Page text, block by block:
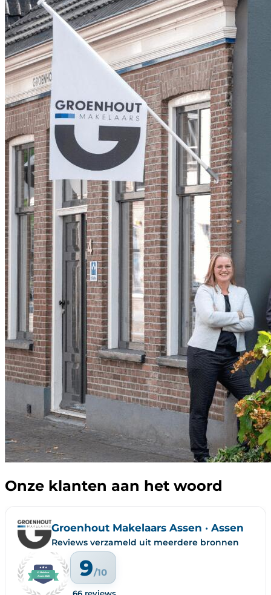
Onze klanten aan het woord